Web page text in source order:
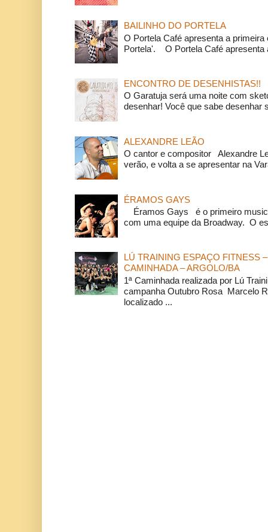
BAILINHO DO PORTELA
O Portela Café apresenta a
Portela'. O Portela Café apresenta
ENCONTRO DE DESENHISTAS!!
O Garatuja será uma noite com
desenhar! Você que sabe desenhar
ALEXANDRE LEÃO
O cantor e compositor Alexandre
verão, e volta a se apresentar na
ÉRAMOS GAYS
Éramos Gays é o primeiro
com uma equipe da Broadway. O
LÚ TRAINING ESPAÇO FITNESS
CAMINHADA – ARGOLO/BA
1ª Caminhada realizada por Lú
campanha Outubro Rosa Marcelo
localizado ...